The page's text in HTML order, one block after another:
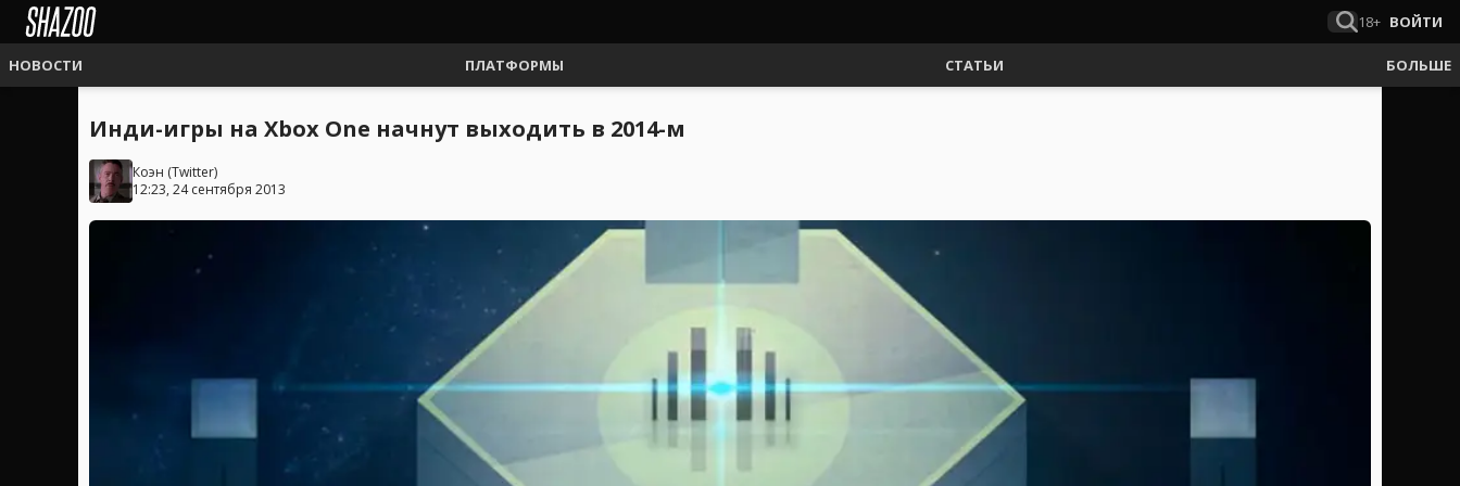
18+ ВОЙТИ
НОВОСТИ ПЛАТФОРМЫ СТАТЬИ БОЛЬШЕ
Инди-игры на Xbox One начнут выходить в 2014-м
Коэн (Twitter)
12:23, 24 сентября 2013